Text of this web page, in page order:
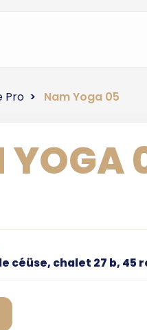
Pro Nam Yoga 05
YOGA
céüse, chalet 27 b, 45